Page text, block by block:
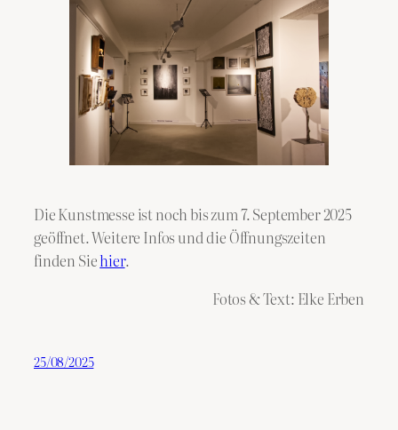
Die Kunstmesse ist noch bis zum 7. September 2025
geöffnet. Weitere Infos und die Öffnungszeiten
finden Siehier.
Fotos & Text: Elke Erben
25/08/2025